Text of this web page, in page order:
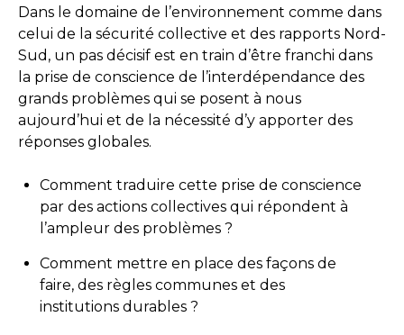
Dans le domaine de l’environnement comme dans
celui de la sécurité collective et des rapports Nord-
Sud, un pas décisif est en train d’être franchi dans
la prise de conscience de l’interdépendance des
grands problèmes qui se posent à nous
aujourd’hui et de la nécessité d’y apporter des
réponses globales.
Comment traduire cette prise de conscience
par des actions collectives qui répondent à
l’ampleur des problèmes ?
Comment mettre en place des façons de
faire, des règles communes et des
institutions durables ?